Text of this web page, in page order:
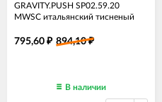
GRAVITY.PUSH SP02.59.20
MWSC итальянский тисненый
795,60 ₽ 894,10₽
В наличии